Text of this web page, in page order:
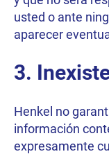
usted o ante
aparecer
3.
Henkel no
información
expresamente